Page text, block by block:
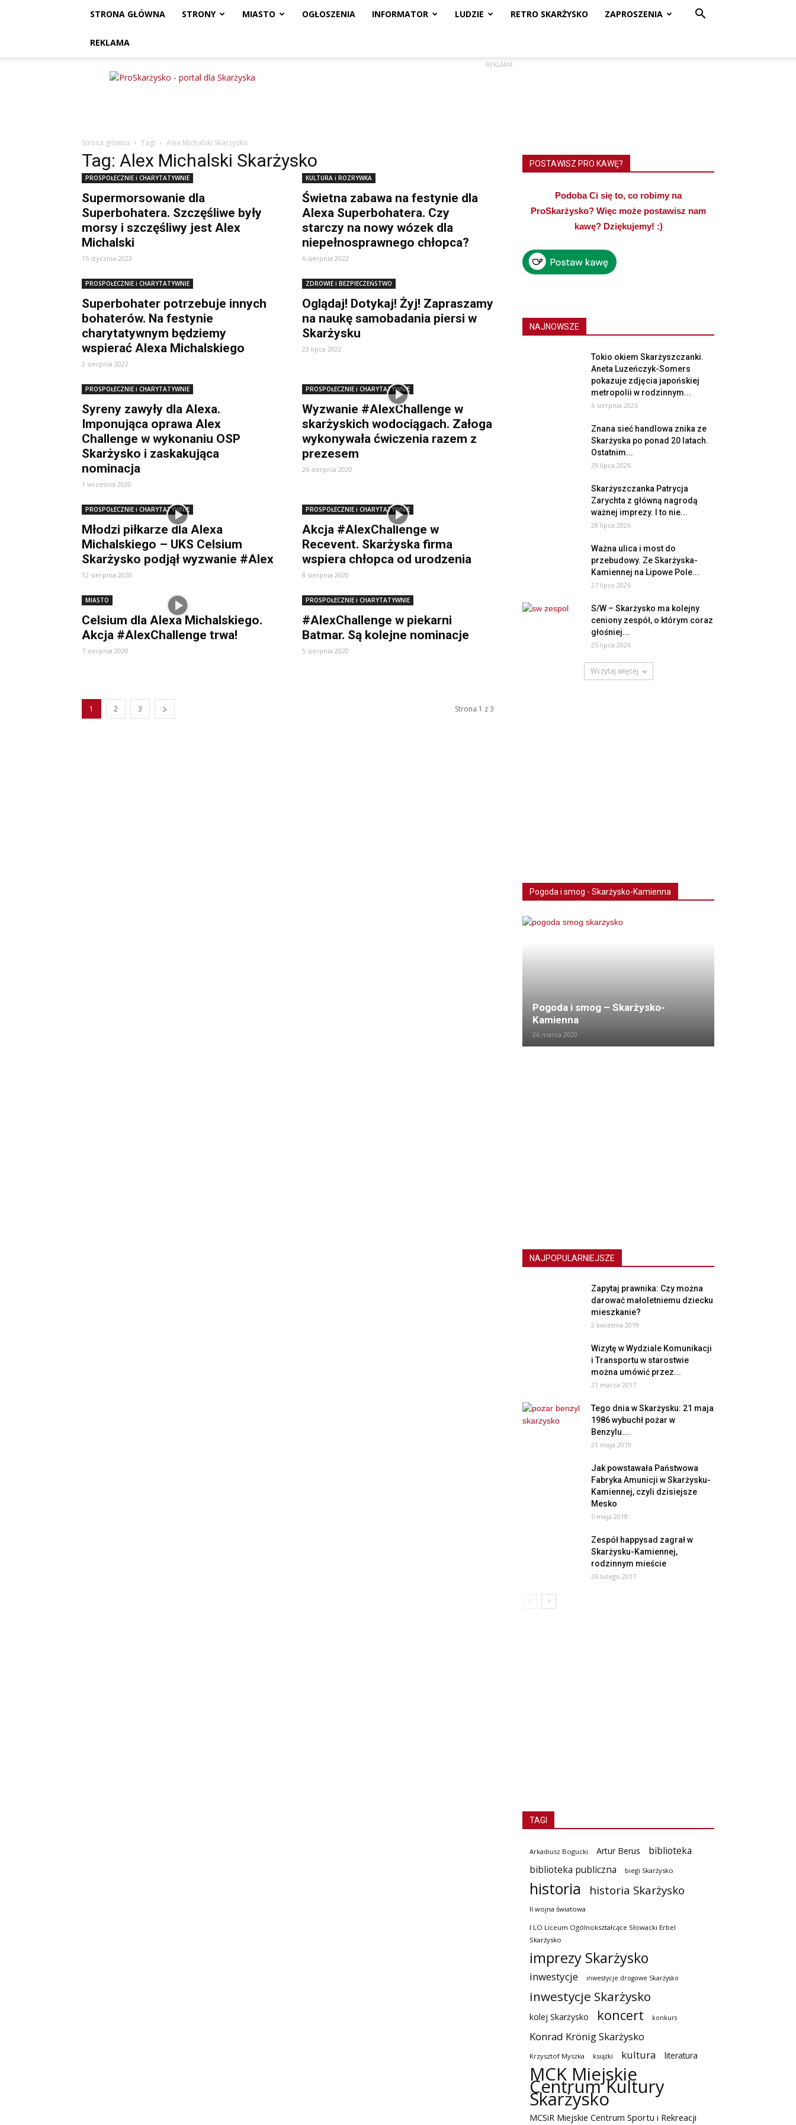
STRONA GŁÓWNA STRONY MIASTO OGŁOSZENIA INFORMATOR LUDZIE RETRO SKARŻYSKO ZAPROSZENIA
REKLAMA
ProSkarżysko
REKLAMA
Strona główna Tagi Alex Michalski Skarżysko
Tag: Alex Michalski Skarżysko
PROSPOŁECZNIE i CHARYTATYWNIE
Supermorsowanie dla
Superbohatera. Szczęśliwe były
morsy i szczęśliwy jest Alex
Michalski
15 stycznia 2023
KULTURA i ROZRYWKA
Świetna zabawa na festynie dla
Alexa Superbohatera. Czy
starczy na nowy wózek dla
niepełnosprawnego chłopca?
6 sierpnia 2022
PROSPOŁECZNIE i CHARYTATYWNIE
Superbohater potrzebuje innych
bohaterów. Na festynie
charytatywnym będziemy
wspierać Alexa Michalskiego
2 sierpnia 2022
ZDROWIE i BEZPIECZEŃSTWO
Oglądaj! Dotykaj! Żyj! Zapraszamy
na naukę samobadania piersi w
Skarżysku
23 lipca 2022
PROSPOŁECZNIE i CHARYTATYWNIE
Syreny zawyły dla Alexa.
Imponująca oprawa Alex
Challenge w wykonaniu OSP
Skarżysko i zaskakująca
nominacja
1 września 2020
PROSPOŁECZNIE i CHARYTATYWNIE
Wyzwanie #AlexChallenge w
skarżyskich wodociągach. Załoga
wykonywała ćwiczenia razem z
prezesem
26 sierpnia 2020
PROSPOŁECZNIE i CHARYTATYWNIE
Młodzi piłkarze dla Alexa
Michalskiego – UKS Celsium
Skarżysko podjął wyzwanie #Alex
12 sierpnia 2020
PROSPOŁECZNIE i CHARYTATYWNIE
Akcja #AlexChallenge w
Recevent. Skarżyska firma
wspiera chłopca od urodzenia
8 sierpnia 2020
MIASTO
Celsium dla Alexa Michalskiego.
Akcja #AlexChallenge trwa!
7 sierpnia 2020
PROSPOŁECZNIE i CHARYTATYWNIE
#AlexChallenge w piekarni
Batmar. Są kolejne nominacje
5 sierpnia 2020
1 2 3 Strona 1 z 3
POSTAWISZ PRO KAWĘ?
Podoba Ci się to, co robimy na
ProSkarżysko? Więc może postawisz nam
kawę? Dziękujemy! :)
NAJNOWSZE
Tokio okiem Skarżyszczanki.
Aneta Luzeńczyk-Somers
pokazuje zdjęcia japońskiej
metropolii w rodzinnym...
6 sierpnia 2026
Znana sieć handlowa znika ze
Skarżyska po ponad 20 latach.
Ostatnim...
29 lipca 2026
Skarżyszczanka Patrycja
Zarychta z główną nagrodą
ważnej imprezy. I to nie...
28 lipca 2026
Ważna ulica i most do
przebudowy. Ze Skarżyska-
Kamiennej na Lipowe Pole...
27 lipca 2026
S/W – Skarżysko ma kolejny
ceniony zespół, o którym coraz
głośniej...
25 lipca 2026
Wczytaj więcej
Pogoda i smog - Skarżysko-Kamienna
Pogoda i smog – Skarżysko-
Kamienna
26 marca 2020
NAJPOPULARNIEJSZE
Zapytaj prawnika: Czy można
darować małoletniemu dziecku
mieszkanie?
2 kwietnia 2019
Wizytę w Wydziale Komunikacji
i Transportu w starostwie
można umówić przez...
21 marca 2017
Tego dnia w Skarżysku: 21 maja
1986 wybuchł pożar w
Benzylu....
21 maja 2019
Jak powstawała Państwowa
Fabryka Amunicji w Skarżysku-
Kamiennej, czyli dzisiejsze
Mesko
5 maja 2018
Zespół happysad zagrał w
Skarżysku-Kamiennej,
rodzinnym mieście
26 lutego 2017
TAGI
Arkadiusz Bogucki Artur Berus
biblioteka
biblioteka publiczna
biegi Skarżysko
historia historia Skarżysko
II wojna światowa
I LO Liceum Ogólnokształcące Słowacki Erbel
Skarżysko
imprezy Skarżysko
inwestycje inwestycje drogowe Skarżysko
inwestycje Skarżysko
kolej Skarżysko koncert konkurs
Konrad Krönig Skarżysko
Krzysztof Myszka książki kultura literatura
MCK Miejskie
Centrum Kultury
Skarżysko
MCSiR Miejskie Centrum Sportu i Rekreacji